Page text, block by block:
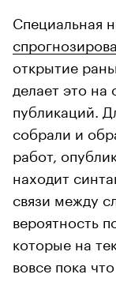
Специальная
открытие
делает это на
публикаций.
собрали и
работ,
находит
связи между
вероятность
которые на
вовсе пока